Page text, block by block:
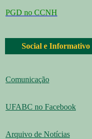
PGD no CCNH
Social e Informativo
Comunicação
UFABC no Facebook
Arquivo de Notícias